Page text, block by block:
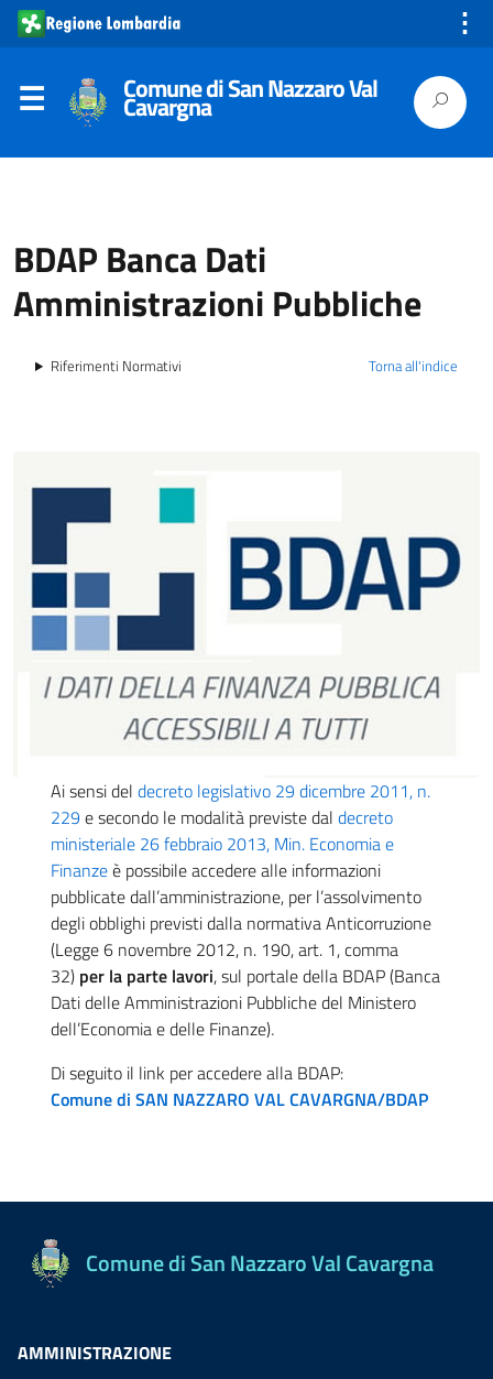
⋮
Comune di San Nazzaro Val
Cavargna
BDAP Banca Dati
Amministrazioni Pubbliche
Torna all'indice
Riferimenti Normativi
Ai sensi del decreto legislativo 29 dicembre 2011, n.
229 e secondo le modalità previste dal decreto
ministeriale 26 febbraio 2013, Min. Economia e
Finanzeè possibile accedere alle informazioni
pubblicate dall’amministrazione, per l’assolvimento
degli obblighi previsti dalla normativa Anticorruzione
(Legge 6 novembre 2012, n. 190, art. 1, comma
32) per la parte lavori, sul portale della BDAP (Banca
Dati delle Amministrazioni Pubbliche del Ministero
dell’Economia e delle Finanze).
Di seguito il link per accedere alla BDAP:
Comune di SAN NAZZARO VAL CAVARGNA/BDAP
Comune di San Nazzaro Val Cavargna
AMMINISTRAZIONE